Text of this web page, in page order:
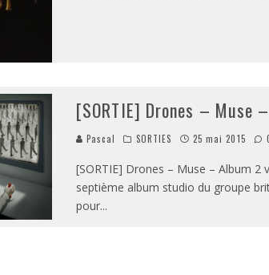
[SORTIE] Drones – Muse
Pascal SORTIES 25 mai 2015
[SORTIE] Drones – Muse – Album 2
septième album studio du groupe
pour...